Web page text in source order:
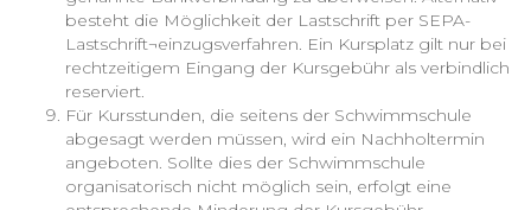
besteht die Möglichkeit der Lastschrift per SEPA-
Lastschrift¬einzugsverfahren. Ein Kursplatz gilt nur bei
rechtzeitigem Eingang der Kursgebühr als verbindlich
reserviert.
Für Kursstunden, die seitens der Schwimmschule
abgesagt werden müssen, wird ein Nachholtermin
angeboten. Sollte dies der Schwimmschule
organisatorisch nicht möglich sein, erfolgt eine